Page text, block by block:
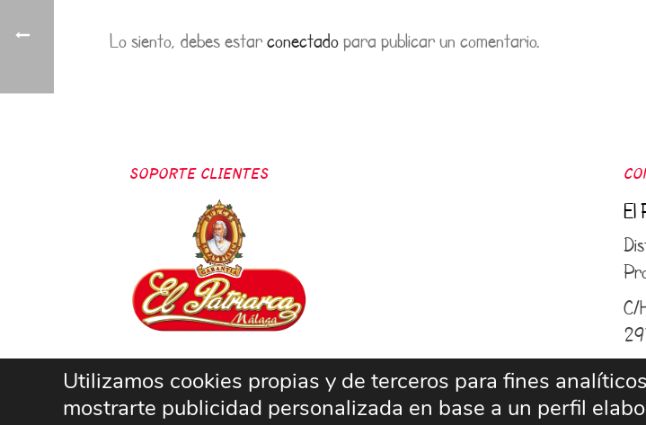
Lo siento, debes estarconectadopara publicar un comentario.
SOPORTE CLIENTES
El
C/
Utilizamos cookies propias y de terceros para fines
mostrarte publicidad personalizada en base a un perfil